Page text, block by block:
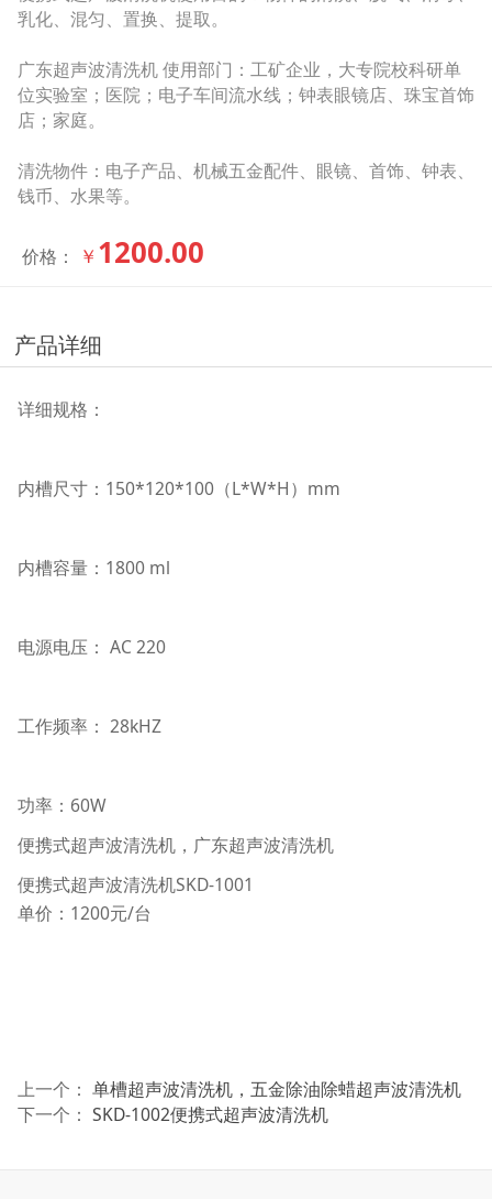
乳化、混匀、置换、提取。
广东超声波清洗机 使用部门：工矿企业，大专院校科研单
位实验室；医院；电子车间流水线；钟表眼镜店、珠宝首饰
店；家庭。
清洗物件：电子产品、机械五金配件、眼镜、首饰、钟表、
钱币、水果等。
价格： ￥ 1200.00
产品详细
详细规格：
内槽尺寸：150*120*100（L*W*H）mm
内槽容量：1800 ml
电源电压： AC 220
工作频率： 28kHZ
功率：60W
便携式超声波清洗机，广东超声波清洗机
便携式超声波清洗机SKD-1001
单价：1200元/台
上一个： 单槽超声波清洗机，五金除油除蜡超声波清洗机
下一个： SKD-1002便携式超声波清洗机